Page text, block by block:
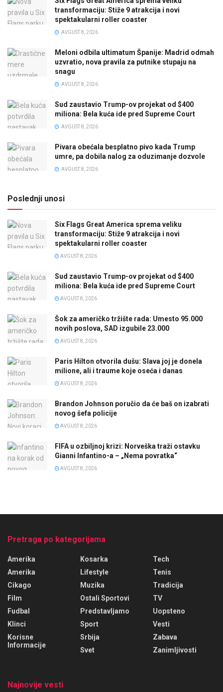
transformaciju: Stiže 9 atrakcija i novi
spektakularni roller coaster
AVGUST 8, 2026
Meloni odbila ultimatum Španije: Madrid odmah
uzvratio, nova pravila za putnike stupaju na
snagu
AVGUST 8, 2026
Sud zaustavio Trump-ov projekat od $400
miliona: Bela kuća ide pred Supreme Court
AVGUST 8, 2026
Pivara obećala besplatno pivo kada Trump
umre, pa dobila nalog za oduzimanje dozvole
AVGUST 8, 2026
Poslednji unosi
Six Flags Great America sprema veliku
transformaciju: Stiže 9 atrakcija i novi
spektakularni roller coaster
AVGUST 8, 2026
Sud zaustavio Trump-ov projekat od $400
miliona: Bela kuća ide pred Supreme Court
AVGUST 8, 2026
Šok za američko tržište rada: Umesto 95.000
novih poslova, SAD izgubile 23.000
AVGUST 8, 2026
Paris Hilton otvorila dušu: Slava joj je donela
milione, ali i traume koje oseća i danas
AVGUST 8, 2026
Brandon Johnson poručio da će baš on izabrati
novog šefa policije
AVGUST 8, 2026
FIFA u ozbiljnoj krizi: Norveška traži ostavku
Gianni Infantino-a – „Nema povratka“
AVGUST 8, 2026
Pretraga po kategorijama
Amerika
Amerika
Cikago
Film
Fudbal
Klinci
Korisne
Informacije
Kosarka
Lifestyle
Muzika
Ostali Sportovi
Predstavljamo
Sport
Srbija
Svet
Tech
Tenis
Tradicija
TV
Uopsteno
Vesti
Zabava
Zanimljivosti
Najnovije vesti